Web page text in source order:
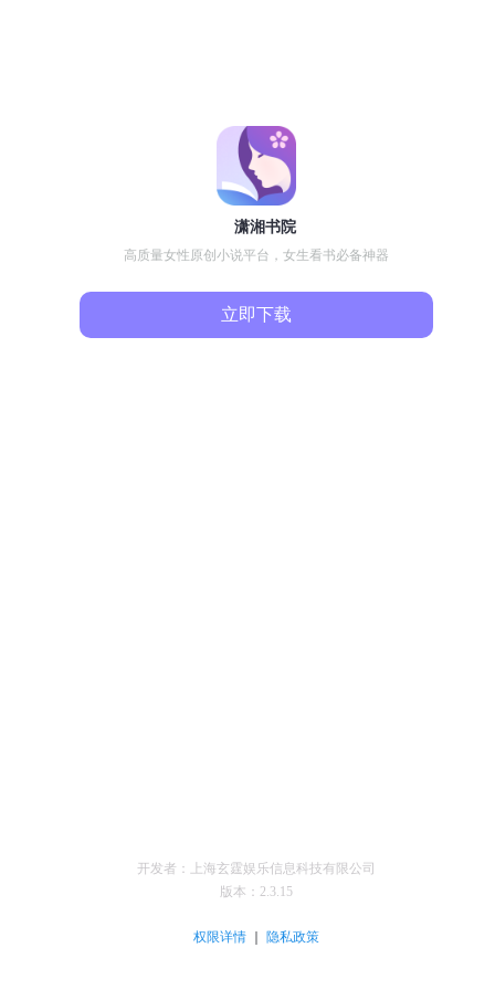
潇湘书院
高质量女性原创小说平台，女生看书必备神器
立即下载
开发者：上海玄霆娱乐信息科技有限公司
版本： 2.3.15
权限详情 ｜ 隐私政策